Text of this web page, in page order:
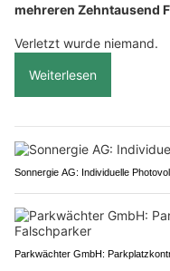
mehreren Zehntausend
Verletzt wurde niemand.
Weiterlesen
Sonnergie AG: Individuelle
Parkwächter GmbH: